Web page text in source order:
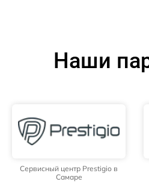
Наши
Сервисный центр Prestigio в
Самаре